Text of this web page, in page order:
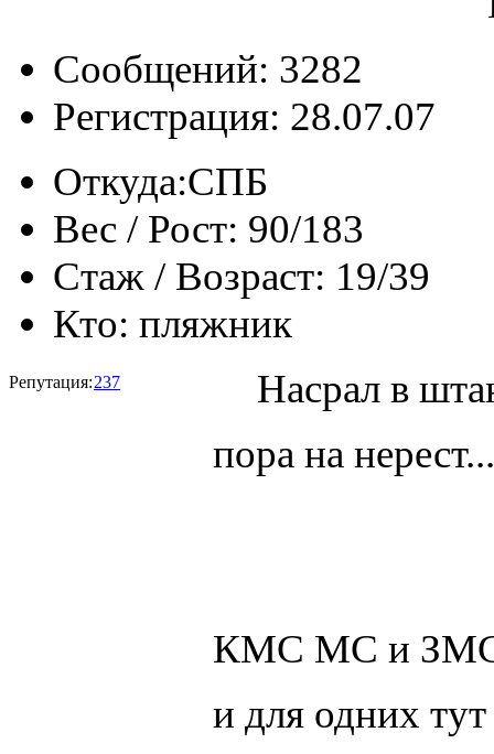
Сообщений: 3282
Регистрация: 28.07.07
Откуда:СПБ
Вес / Рост: 90/183
Стаж / Возраст: 19/39
Кто: пляжник
Репутация:237
Насрал в
пора на нерест...
КМС МС и
и для одних